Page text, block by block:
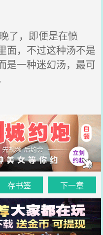
了，即便是在愤
面，不过这种汤不是
是一种迷幻汤，最可
存书签 下一章